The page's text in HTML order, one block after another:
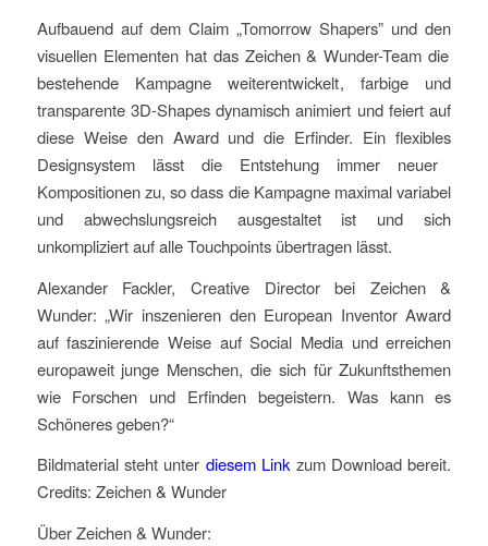
Aufbauend auf dem Claim„Tomorrow Shapers” und den
visuellen Elementen hat das Zeichen & Wunder-Teamdie
bestehende Kampagne weiterentwickelt, farbige und
transparente 3D-Shapes dynamisch animiert undfeiert auf
diese Weise den Award und die Erfinder. Ein flexibles
Designsystem lässt die Entstehung immer neuer
Kompositionenzu, so dass die Kampagnemaximal variabel
und abwechslungsreich ausgestaltet ist und sich
unkompliziertauf alle Touchpoints übertragen lässt.
Alexander Fackler, Creative Director bei Zeichen &
Wunder:„Wir inszenieren den European Inventor Award
auf faszinierende Weise aufSocial Media und erreichen
europaweit junge Menschen,die sich für Zukunftsthemen
wie Forschen und Erfinden begeistern. Was kann es
Schöneres geben?“
Bildmaterial steht unter diesem Linkzum Download bereit.
Credits: Zeichen & Wunder
Über Zeichen & Wunder: